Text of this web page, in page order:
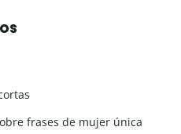
frases de mujer única